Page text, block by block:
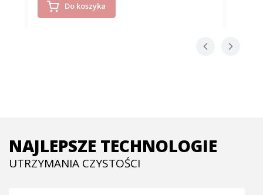
Do koszyka
NAJLEPSZE TECHNOLOGIE
UTRZYMANIA CZYSTOŚCI